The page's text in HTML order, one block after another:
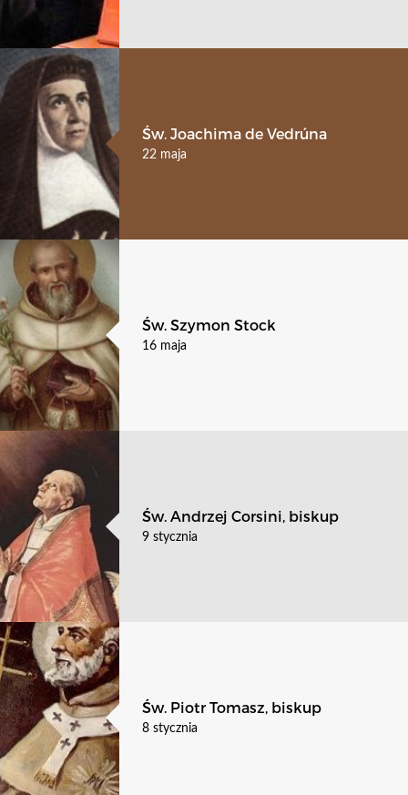
Św. Joachima de Vedrúna
22 maja
Św. Szymon Stock
16 maja
Św. Andrzej Corsini, biskup
9 stycznia
Św. Piotr Tomasz, biskup
8 stycznia